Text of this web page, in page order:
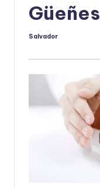
Güeñes
Publicado
Salvador